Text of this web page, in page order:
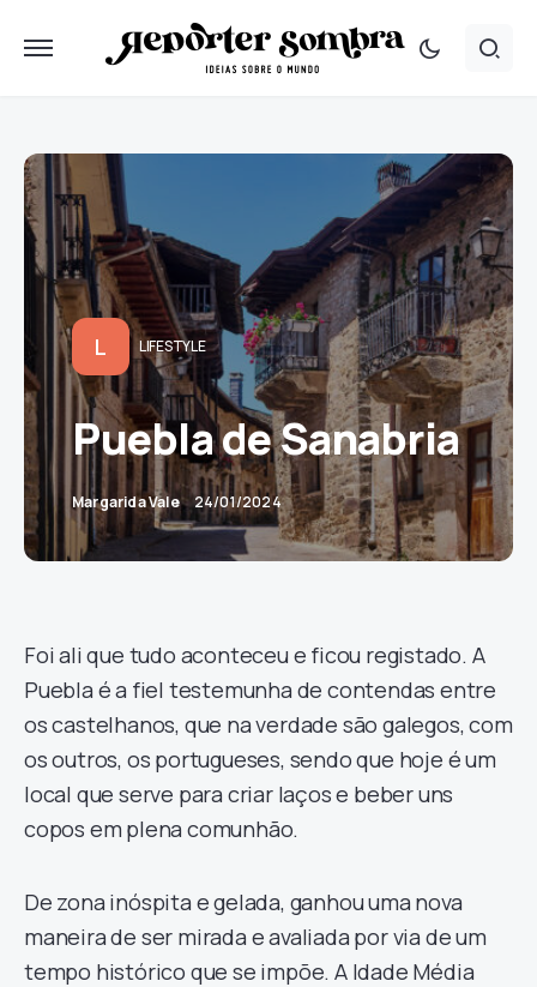
L LIFESTYLE
Puebla de Sanabria
Margarida Vale 24/01/2024
Foi ali que tudo aconteceu e ficou registado. A
Puebla é a fiel testemunha de contendas entre
os castelhanos, que na verdade são galegos, com
os outros, os portugueses, sendo que hoje é um
local que serve para criar laços e beber uns
copos em plena comunhão.
De zona inóspita e gelada, ganhou uma nova
maneira de ser mirada e avaliada por via de um
tempo histórico que se impõe. A Idade Média